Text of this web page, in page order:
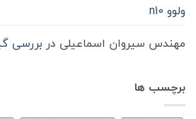
ولوو n10
مهندس سیروان اسماعیلی در بررسی
برچسب ها